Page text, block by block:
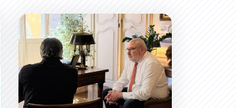
Les Permanences du Maire : un succès !